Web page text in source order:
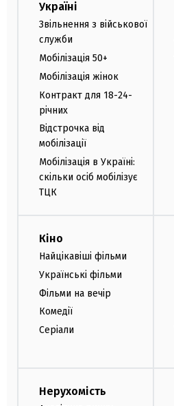
Україні
Звільнення з військової
служби
Мобілізація 50+
Мобілізація жінок
Контракт для 18-24-
річних
Відстрочка від
мобілізації
Мобілізація в Україні:
скільки осіб мобілізує
ТЦК
Кіно
Найцікавіші фільми
Українські фільми
Фільми на вечір
Комедії
Серіали
Нерухомість